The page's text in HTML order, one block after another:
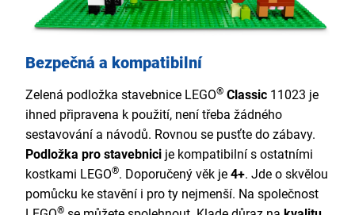
Bezpečná a kompatibilní
Zelená podložka stavebnice LEGO® Classic 11023 je
ihned připravena k použití, není třeba žádného
sestavování a návodů. Rovnou se pusťte do zábavy.
Podložka pro stavebnici je kompatibilní s ostatními
kostkami LEGO®. Doporučený věk je 4+. Jde o skvělou
pomůcku ke stavění i pro ty nejmenší. Na společnost
®